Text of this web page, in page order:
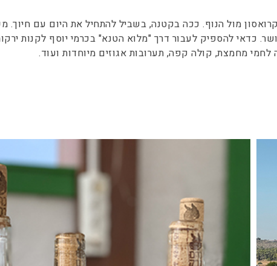
מול הנוף. ככה בקטנה, בשביל להתחיל את היום עם חיוך.
כדאי להספיק לעבור דרך "מלוא הטנא" בכרמי יוסף לקנות
מחמצת, קולה קפה, תערובות אגוזים מיוחדות ועוד.